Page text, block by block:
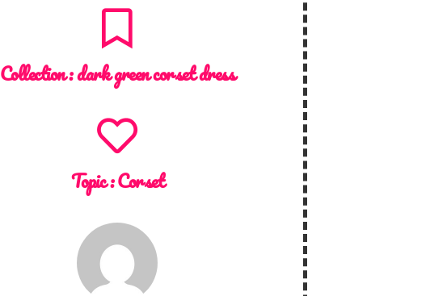
Collection :dark green corset dress
Topic :Corset